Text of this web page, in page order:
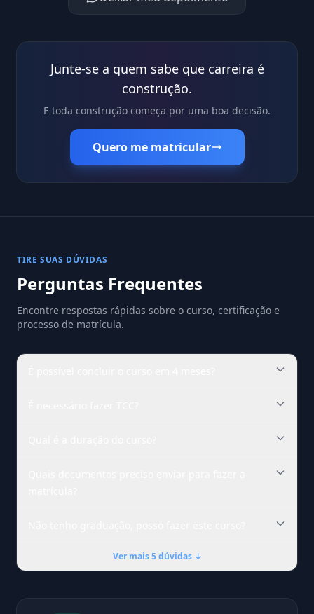
Junte-se a quem sabe que carreira é
construção.
E toda construção começa por uma boa decisão.
Quero me matricular
TIRE SUAS DÚVIDAS
Perguntas Frequentes
Encontre respostas rápidas sobre o curso, certificação e
processo de matrícula.
Ver mais 5 dúvidas ↓